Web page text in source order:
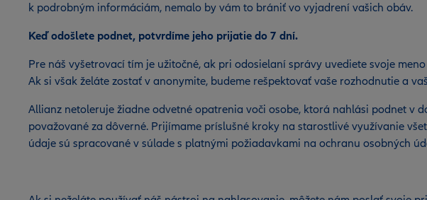
k podrobným informáciám, nemalo by vám to brániť vo vyjadrení vašich obáv.
Keď odošlete podnet, potvrdíme jeho prijatie do 7 dní.
Pre náš vyšetrovací tím je užitočné, ak pri odosielaní správy uvediete svoje
Ak si však želáte zostať v anonymite, budeme rešpektovať vaše rozhodnutie a
Allianz netoleruje žiadne odvetné opatrenia voči osobe, ktorá nahlási podnet v
považované za dôverné. Prijímame príslušné kroky na starostlivé využívanie
údaje sú spracované v súlade s platnými požiadavkami na ochranu osobných